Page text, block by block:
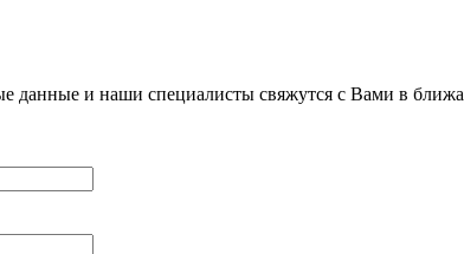
данные и наши специалисты свяжутся с Вами в